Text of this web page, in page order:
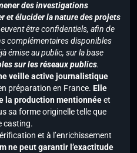
des investigations
et élucider la nature des projets
être confidentiels, afin de
complémentaires disponibles
émise au public, sur la base
sur les réseaux publics.
veille active journalistique
préparation en France. Elle
la production mentionnéeet
sa forme originelle telle que
casting.
et à l’enrichissement
ne peut garantir l’exactitude